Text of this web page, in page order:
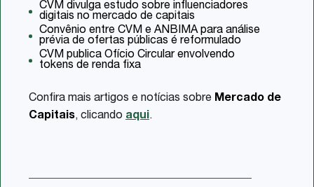
CVM divulga estudo sobre influenciadores
digitais no mercado de capitais
Convênio entre CVM e ANBIMA para análise
prévia de ofertas públicas é reformulado
CVM publica Ofício Circular envolvendo
tokens de renda fixa
Confira mais artigos e notícias sobre Mercado de
Capitais, clicando aqui.